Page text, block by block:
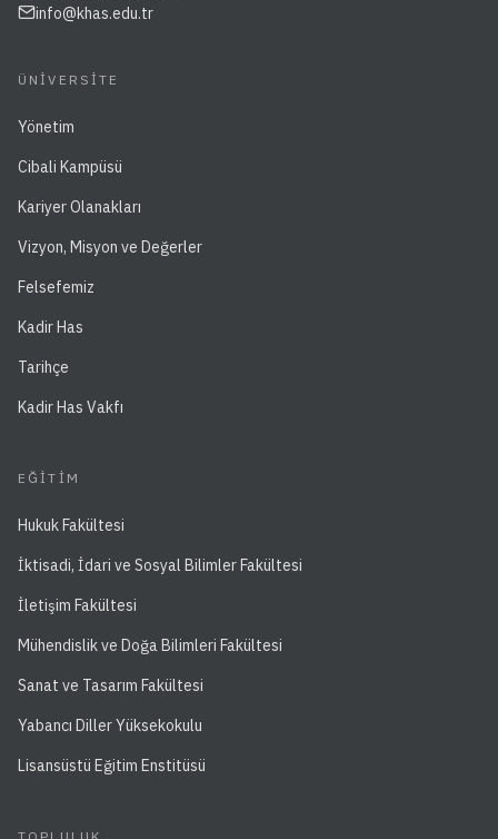
info@khas.edu.tr
ÜNIVERSITE
Yönetim
Cibali Kampüsü
Kariyer Olanakları
Vizyon, Misyon ve Değerler
Felsefemiz
Kadir Has
Tarihçe
Kadir Has Vakfı
EĞITIM
Hukuk Fakültesi
İktisadi, İdari ve Sosyal Bilimler Fakültesi
İletişim Fakültesi
Mühendislik ve Doğa Bilimleri Fakültesi
Sanat ve Tasarım Fakültesi
Yabancı Diller Yüksekokulu
Lisansüstü Eğitim Enstitüsü